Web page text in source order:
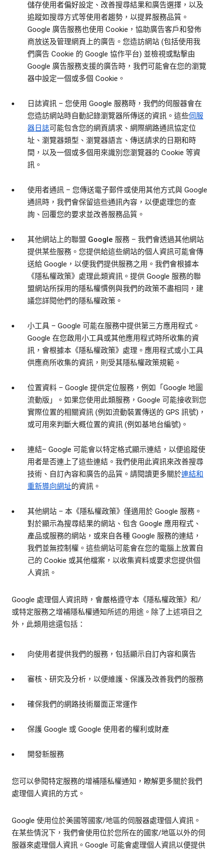
儲存使用者偏好設定、改善搜尋結果和廣告選擇，以及
追蹤如搜尋方式等使用者趨勢，以提昇服務品質。
Google 廣告服務也使用 Cookie，協助廣告客戶和發佈
商放送及管理網頁上的廣告。您造訪網站 (包括使用我
們廣告 Cookie 的 Google 協作平台) 並檢視或點擊由
Google 廣告服務支援的廣告時，我們可能會在您的瀏覽
器中設定一個或多個 Cookie。
日誌資訊 – 您使用 Google 服務時，我們的伺服器會在
您造訪網站時自動記錄瀏覽器所傳送的資訊。這些伺服
器日誌可能包含您的網頁請求、網際網路通訊協定位
址、瀏覽器類型、瀏覽器語言、傳送請求的日期和時
間，以及一個或多個用來識別您瀏覽器的 Cookie 等資
訊。
使用者通訊 – 您傳送電子郵件或使用其他方式與 Google
通訊時，我們會保留這些通訊內容，以便處理您的查
詢、回覆您的要求並改善服務品質。
其他網站上的聯盟 Google 服務 – 我們會透過其他網站
提供某些服務。您提供給這些網站的個人資訊可能會傳
送給 Google，以便我們提供服務之用。我們會根據本
《隱私權政策》處理此類資訊。提供 Google 服務的聯
盟網站所採用的隱私權慣例與我們的政策不盡相同，建
議您詳閱他們的隱私權政策。
小工具 – Google 可能在服務中提供第三方應用程式。
Google 在您啟用小工具或其他應用程式時所收集的資
訊，會根據本《隱私權政策》處理。應用程式或小工具
供應商所收集的資訊，則受其隱私權政策規範。
位置資料 – Google 提供定位服務，例如「Google 地圖
流動版」。如果您使用此類服務，Google 可能接收到您
實際位置的相關資訊 (例如流動裝置傳送的 GPS 訊號)，
或可用來判斷大概位置的資訊 (例如基地台編號)。
連結– Google 可能會以特定格式顯示連結，以便追蹤使
用者是否連上了這些連結。我們使用此資訊來改善搜尋
技術、自訂內容和廣告的品質。請閱讀更多關於連結和
重新導向網址的資訊。
其他網站 – 本《隱私權政策》僅適用於 Google 服務。
對於顯示為搜尋結果的網站、包含 Google 應用程式、
產品或服務的網站，或來自各種 Google 服務的連結，
我們並無控制權。這些網站可能會在您的電腦上放置自
己的 Cookie 或其他檔案，以收集資料或要求您提供個
人資訊。
Google 處理個人資訊時，會嚴格遵守本《隱私權政策》和/
或特定服務之增補隱私權通知所述的用途。除了上述項目之
外，此類用途還包括：
向使用者提供我們的服務，包括顯示自訂內容和廣告
審核、研究及分析，以便維護、保護及改善我們的服務
確保我們的網路技術層面正常運作
保護 Google 或 Google 使用者的權利或財產
開發新服務
您可以參閱特定服務的增補隱私權通知，瞭解更多關於我們
處理個人資訊的方式。
Google 使用位於美國等國家/地區的伺服器處理個人資訊。
在某些情況下，我們會使用位於您所在的國家/地區以外的伺
服器來處理個人資訊。Google 可能會處理個人資訊以便提供